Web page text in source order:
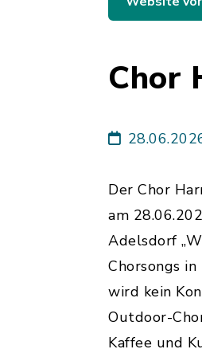
Chor
Der Chor
am
Adelsdorf
Chorsongs
wird kein
Outdoor-
Kaffee und